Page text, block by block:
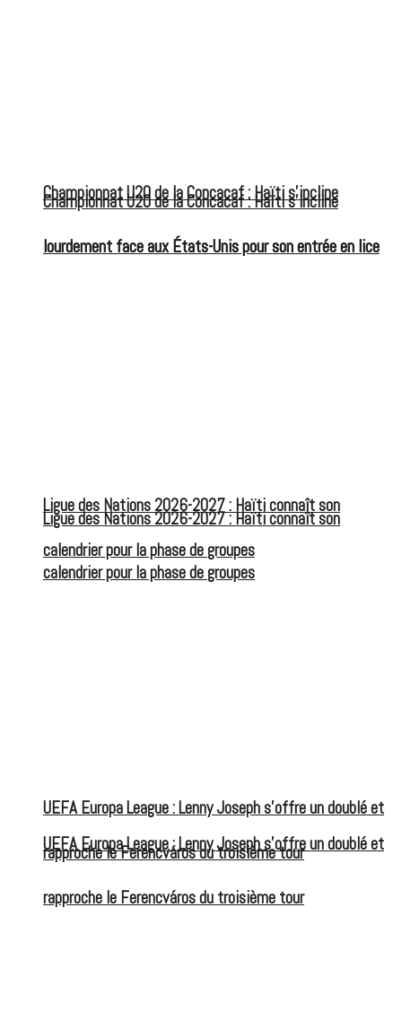
Championnat U20 de la Concacaf : Haïti s’incline
lourdement face aux États-Unis pour son entrée en lice
Ligue des Nations 2026-2027 : Haïti connaît son
calendrier pour la phase de groupes
UEFA Europa League : Lenny Joseph s’offre un doublé et
rapproche le Ferencváros du troisième tour
Championnat U20 de la Concacaf : Haïti s’incline
lourdement face aux États-Unis pour son entrée en lice
Ligue des Nations 2026-2027 : Haïti connaît son
calendrier pour la phase de groupes
UEFA Europa League : Lenny Joseph s’offre un doublé et
rapproche le Ferencváros du troisième tour